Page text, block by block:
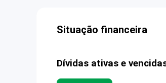
Situação financeira
Dívidas ativas e